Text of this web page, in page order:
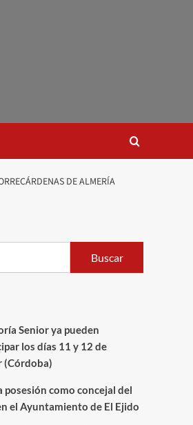
DE ALMERÍA
Buscar
Senior ya pueden
los días 11 y 12 de
(Córdoba)
posesión como concejal del
el Ayuntamiento de El Ejido